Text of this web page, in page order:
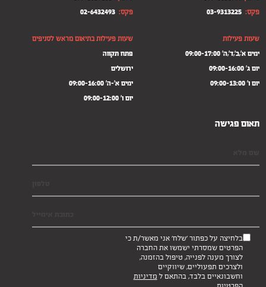
פקס:03-9313225
שעות פעילות
ימים א',ב',ד',ה' 09:00-17:00
יום ג' 09:00-16:00
יום ו' 09:00-13:00
פקס:
שעות פעילות בתיאום מראש לסניפים
פתח תקווה
ירושלים
ימים א'-ה' 09:00-16:00
יום ו' 09:00-12:00
תאום פגישה
בלחיצה על כפתור 'שלח' אני מאשר/ת כי
הפרטים שמסרתי ישמשו את החברה
לצורך מענה לפנייה, טיפול בהזמנה,
ולצרכים תפעוליים, שיווקיים
וחשבונאיים בלבד, בהתאם ל מדיניות